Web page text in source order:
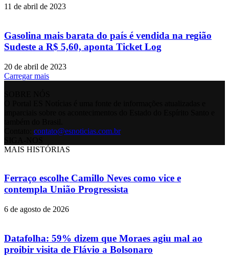
11 de abril de 2023
Gasolina mais barata do país é vendida na região
Sudeste a R$ 5,60, aponta Ticket Log
20 de abril de 2023
Carregar mais
contato@esnoticias.com.br
MAIS HISTÓRIAS
Ferraço escolhe Camillo Neves como vice e
contempla União Progressista
6 de agosto de 2026
Datafolha: 59% dizem que Moraes agiu mal ao
proibir visita de Flávio a Bolsonaro